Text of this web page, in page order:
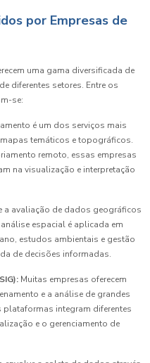
por Empresas de
uma gama diversificada de
diferentes setores. Entre os
se:
é um dos serviços mais
temáticos e topográficos.
remoto, essas empresas
na visualização e interpretação
a avaliação de dados geográficos
espacial é aplicada em
estudos ambientais e gestão
de decisões informadas.
Muitas empresas oferecem
e a análise de grandes
integram diferentes
e o gerenciamento de